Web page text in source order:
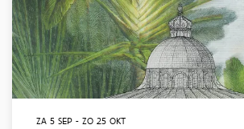
ZA 5 SEP - ZO 25 OKT